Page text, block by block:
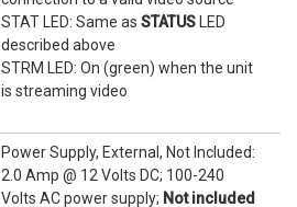
STAT LED: Same as STATUS LED
described above
STRM LED: On (green) when the unit
is streaming video
Power Supply, External, Not Included:
2.0 Amp @ 12 Volts DC; 100-240
Volts AC power supply; Not included